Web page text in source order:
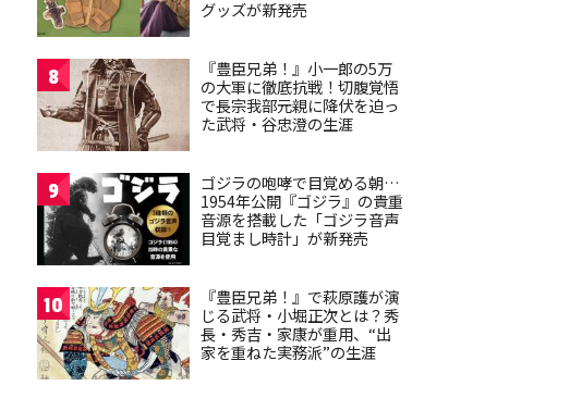
グッズが新発売
8
『豊臣兄弟！』小一郎の5万
の大軍に徹底抗戦！切腹覚悟
で長宗我部元親に降伏を迫っ
た武将・谷忠澄の生涯
9
ゴジラの咆哮で目覚める朝…
1954年公開『ゴジラ』の貴重
音源を搭載した「ゴジラ音声
目覚まし時計」が新発売
10
『豊臣兄弟！』で萩原護が演
じる武将・小堀正次とは？秀
長・秀吉・家康が重用、“出
家を重ねた実務派”の生涯